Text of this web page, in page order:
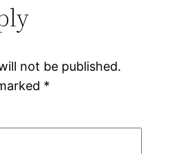
not be published.
*